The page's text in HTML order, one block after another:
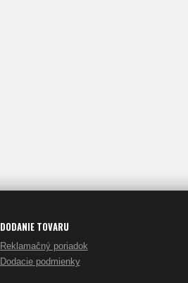
DODANIE TOVARU
Reklamačný poriadok
Dodacie podmienky